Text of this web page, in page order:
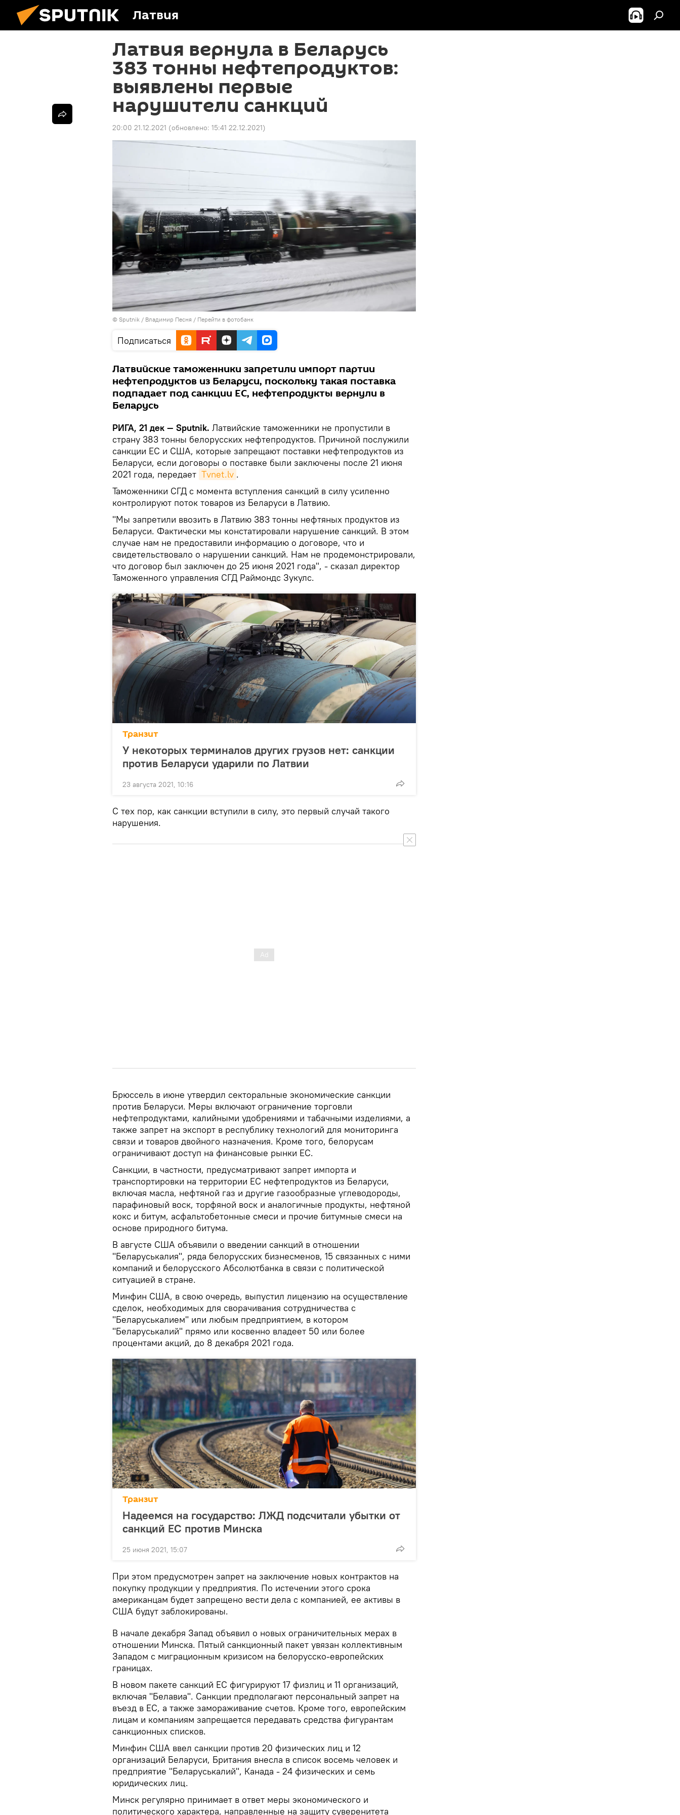
Латвия
Латвия вернула в Беларусь
383 тонны нефтепродуктов:
выявлены первые
нарушители санкций
20:00 21.12.2021 (обновлено: 15:41 22.12.2021)
© Sputnik / Владимир Песня / Перейти в фотобанк
Подписаться
Латвийские таможенники запретили импорт партии
нефтепродуктов из Беларуси, поскольку такая поставка
подпадает под санкции ЕС, нефтепродукты вернули в
Беларусь
РИГА, 21 дек — Sputnik. Латвийские таможенники не пропустили в
страну 383 тонны белорусских нефтепродуктов. Причиной послужили
санкции ЕС и США, которые запрещают поставки нефтепродуктов из
Беларуси, если договоры о поставке были заключены после 21 июня
2021 года, передает Тvnet.lv .
Таможенники СГД с момента вступления санкций в силу усиленно
контролируют поток товаров из Беларуси в Латвию.
"Мы запретили ввозить в Латвию 383 тонны нефтяных продуктов из
Беларуси. Фактически мы констатировали нарушение санкций. В этом
случае нам не предоставили информацию о договоре, что и
свидетельствовало о нарушении санкций. Нам не продемонстрировали,
что договор был заключен до 25 июня 2021 года", - сказал директор
Таможенного управления СГД Раймондс Зукулс.
Транзит
У некоторых терминалов других грузов нет: санкции
против Беларуси ударили по Латвии
23 августа 2021, 10:16
С тех пор, как санкции вступили в силу, это первый случай такого
нарушения.
Брюссель в июне утвердил секторальные экономические санкции
против Беларуси. Меры включают ограничение торговли
нефтепродуктами, калийными удобрениями и табачными изделиями, а
также запрет на экспорт в республику технологий для мониторинга
связи и товаров двойного назначения. Кроме того, белорусам
ограничивают доступ на финансовые рынки ЕС.
Санкции, в частности, предусматривают запрет импорта и
транспортировки на территории ЕС нефтепродуктов из Беларуси,
включая масла, нефтяной газ и другие газообразные углеводороды,
парафиновый воск, торфяной воск и аналогичные продукты, нефтяной
кокс и битум, асфальтобетонные смеси и прочие битумные смеси на
основе природного битума.
В августе США объявили о введении санкций в отношении
"Беларуськалия", ряда белорусских бизнесменов, 15 связанных с ними
компаний и белорусского Абсолютбанка в связи с политической
ситуацией в стране.
Минфин США, в свою очередь, выпустил лицензию на осуществление
сделок, необходимых для сворачивания сотрудничества с
"Беларуськалием" или любым предприятием, в котором
"Беларуськалий" прямо или косвенно владеет 50 или более
процентами акций, до 8 декабря 2021 года.
Транзит
Надеемся на государство: ЛЖД подсчитали убытки от
санкций ЕС против Минска
25 июня 2021, 15:07
При этом предусмотрен запрет на заключение новых контрактов на
покупку продукции у предприятия. По истечении этого срока
американцам будет запрещено вести дела с компанией, ее активы в
США будут заблокированы.
В начале декабря Запад объявил о новых ограничительных мерах в
отношении Минска. Пятый санкционный пакет увязан коллективным
Западом с миграционным кризисом на белорусско-европейских
границах.
В новом пакете санкций ЕС фигурируют 17 физлиц и 11 организаций,
включая "Белавиа". Санкции предполагают персональный запрет на
въезд в ЕС, а также замораживание счетов. Кроме того, европейским
лицам и компаниям запрещается передавать средства фигурантам
санкционных списков.
Минфин США ввел санкции против 20 физических лиц и 12
организаций Беларуси, Британия внесла в список восемь человек и
предприятие "Беларуськалий", Канада - 24 физических и семь
юридических лиц.
Минск регулярно принимает в ответ меры экономического и
политического характера, направленные на защиту суверенитета